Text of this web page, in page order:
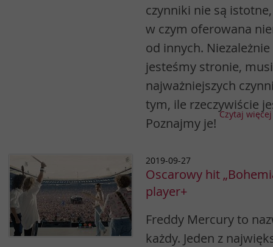
czynniki nie są
w czym oferowana
od innych.
jesteśmy stronie,
najważniejszych
tym, ile rzeczywiście
Poznajmy je!
Czytaj więcej
2019-09-27
Oscarowy hit
player+
Freddy Mercury to
każdy. Jeden z